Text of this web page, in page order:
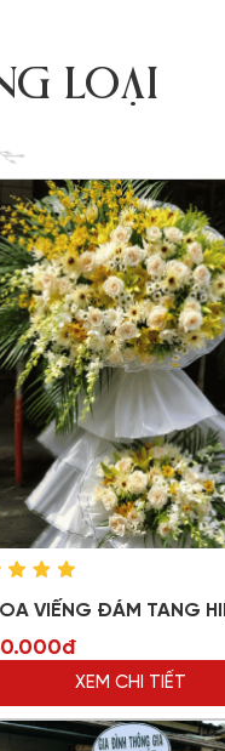
LOẠI
VIẾNG ĐÁM TANG
XEM CHI TIẾT